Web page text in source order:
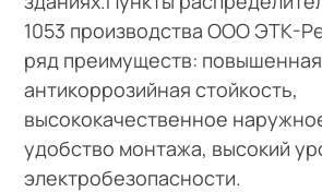
1053 производства ООО ЭТК-
ряд преимуществ: повышенная
антикоррозийная стойкость,
высококачественное
удобство монтажа, высокий
электробезопасности.